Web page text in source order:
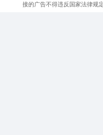
接的广告不得违反国家法律规